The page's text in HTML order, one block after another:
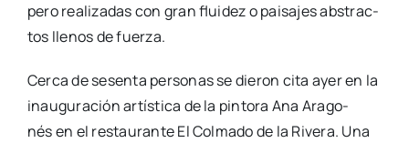
pero rea­li­za­das con gran flui­dez o pai­sa­jes abs­trac­
tos lle­nos de fuer­za.
Cer­ca de sesen­ta per­so­nas se die­ron cita ayer en la
inau­gu­ra­ción artís­ti­ca de la pin­to­ra Ana Ara­go­
nés en el res­tau­ran­te El Col­ma­do de la Rive­ra. Una